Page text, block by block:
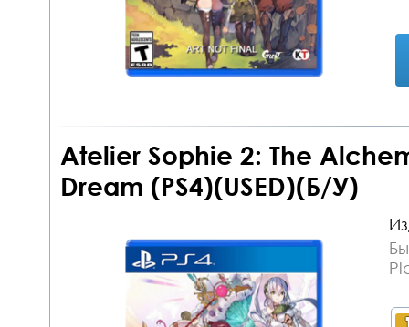
Atelier Sophie 2: The
Dream (PS4)(USED)(Б/У)